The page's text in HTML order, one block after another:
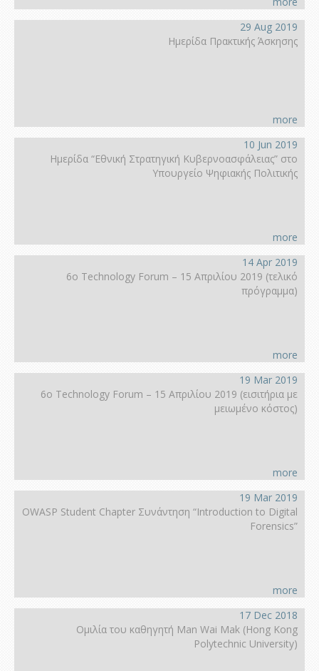
29 Aug 2019
Ημερίδα Πρακτικής Άσκησης
more
10 Jun 2019
Ημερίδα “Εθνική Στρατηγική Κυβερνοασφάλειας” στο
Υπουργείο Ψηφιακής Πολιτικής
more
14 Apr 2019
6ο Technology Forum – 15 Απριλίου 2019 (τελικό
πρόγραμμα)
more
19 Mar 2019
6ο Technology Forum – 15 Απριλίου 2019 (εισιτήρια με
μειωμένο κόστος)
more
19 Mar 2019
OWASP Student Chapter Συνάντηση “Introduction to Digital
Forensics”
more
17 Dec 2018
Ομιλία του καθηγητή Man Wai Mak (Hong Kοng
Polytechnic University)